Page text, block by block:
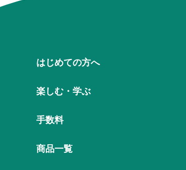
はじめての方へ
楽しむ・学ぶ
手数料
商品一覧